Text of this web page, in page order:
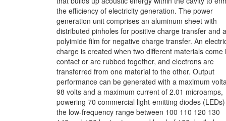
the efficiency of electricity generation. The power
generation unit comprises an aluminum sheet with
distributed pinholes for positive charge transfer and a
polyimide film for negative charge transfer. An
charge is created when two different materials come
contact or are rubbed together, and electrons are
transferred from one material to the other. Output
performance can be generated with a maximum
98 volts and a maximum current of 2.01 microamps,
powering 70 commercial light-emitting diodes
the low-frequency range between 100 110 120 130